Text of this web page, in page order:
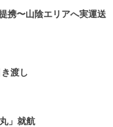
携〜山陰エリアへ実運送
渡し
」就航